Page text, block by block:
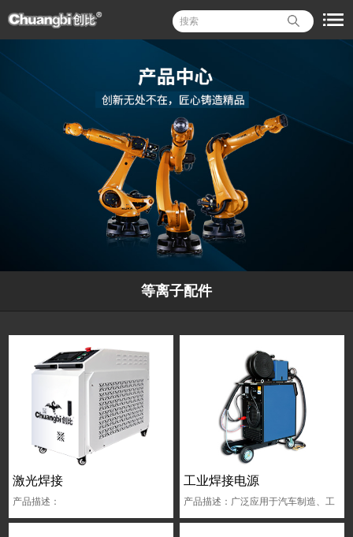
等离子配件
激光焊接
产品描述：
工业焊接电源
产品描述：广泛应用于汽车制造、工
程机械、石油化工、轨道交通、矿山